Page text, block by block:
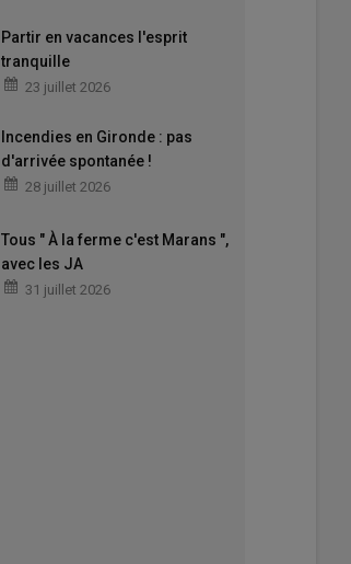
Partir en vacances l'esprit
tranquille
23 juillet 2026
Incendies en Gironde : pas
d'arrivée spontanée !
28 juillet 2026
Tous " À la ferme c'est Marans ",
avec les JA
31 juillet 2026